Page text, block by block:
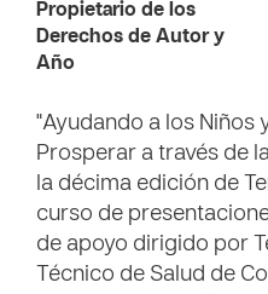
Propietario de los
Derechos de Autor y
Año
"Ayudando a los Niños
Prosperar a través de
la décima edición de
curso de
de apoyo dirigido por
Técnico de Salud de